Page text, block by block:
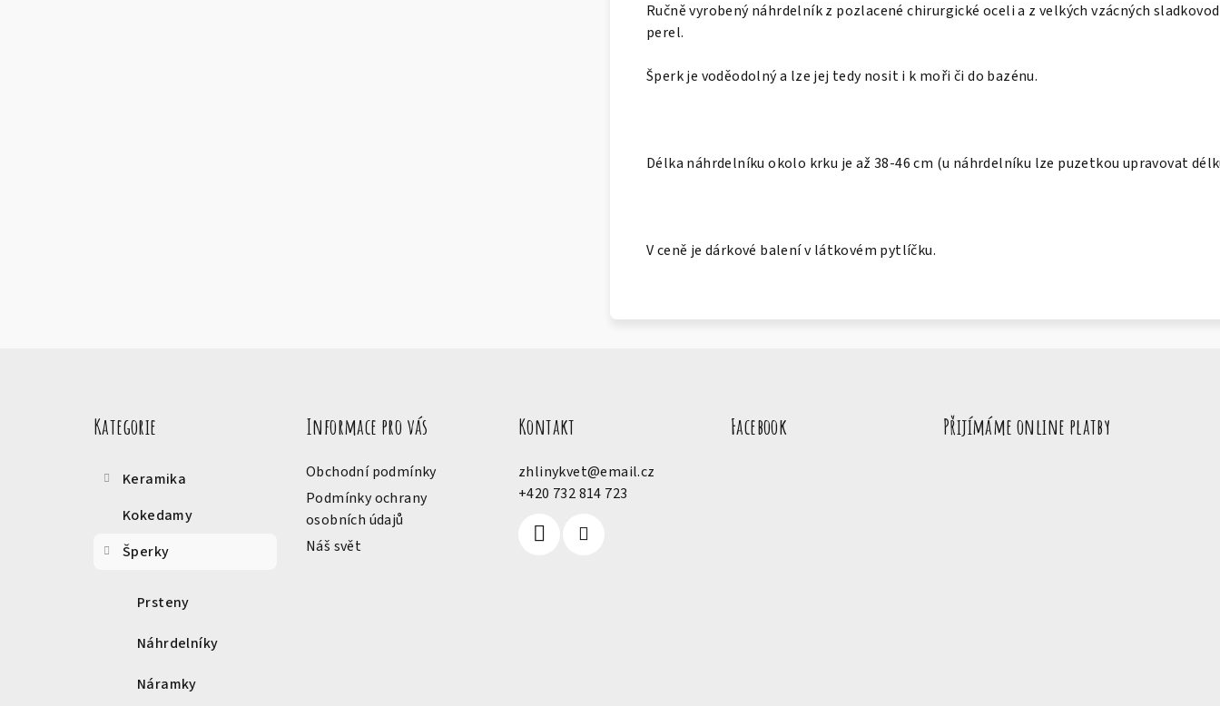
Ručně vyrobený náhrdelník z pozlacené chirurgické oceli a z velkých vzácných
perel.
Šperk je voděodolný a lze jej tedy nosit i k moři či do bazénu.
Délka náhrdelníku okolo krku je až 38-46 cm (u náhrdelníku lze puzetkou upravovat
V ceně je dárkové balení v látkovém pytlíčku.
Kategorie
Keramika
Kokedamy
Šperky
Prsteny
Náhrdelníky
Náramky
Informace pro vás
Obchodní podmínky
Podmínky ochrany
osobních údajů
Náš svět
Kontakt
zhlinykvet@email.cz
+420 732 814 723
Facebook Přijímáme online platby